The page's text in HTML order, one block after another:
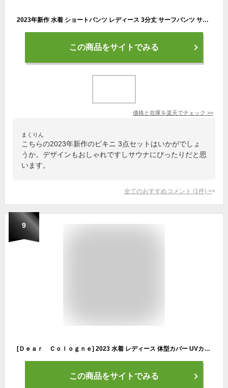
2023年新作 水着 ショートパンツ レディース 3分丈 サーフパンツ サーフショーツ 海パン ハーフパンツ ラッシュガード 体型カバー ミドル ロング プール 海 海水浴 サーフィン サウナ ヨガ おしゃれ 水陸両用 S/M/L
この商品をサイトでみる
価格と在庫を楽天でチェック >>
まくりん
こちらの2023年新作のビキニ 3点セットはいかがでしょ
うか。デザインもおしゃれですしサウナにぴったりだと思
います。
全てのおすすめコメント (1 件) >
9
[Ｄｅａｒ Ｃｏｌｏｇｎｅ] 2023 水着 レディース 体型カバー UVカット 2点セット オーバーサイズ Tシャツ サーフパンツ ts008set2 半袖・ブラック×ベージュ 9号M
この商品をサイトでみる